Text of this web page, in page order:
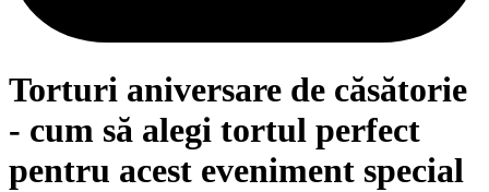
Torturi aniversare de căsătorie
- cum să alegi tortul perfect
pentru acest eveniment special